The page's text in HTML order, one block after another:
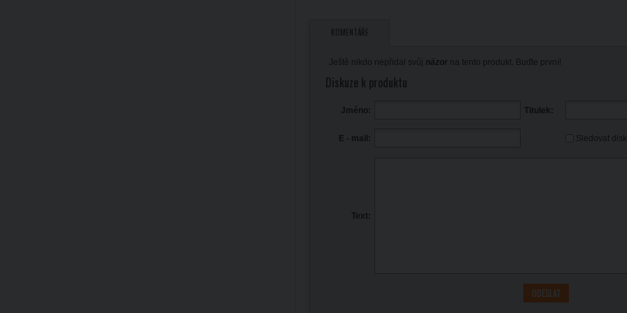
KOMENTÁŘE
Ještě nikdo nepřidal svůj názor na tento produkt. Buďte první!
Diskuze k produktu
Jméno: Titulek:
E - mail: Sledovat
Text: